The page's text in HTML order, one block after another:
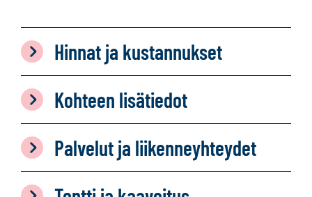
Hinnat ja kustannukset
Kohteen lisätiedot
Palvelut ja liikenneyhteydet